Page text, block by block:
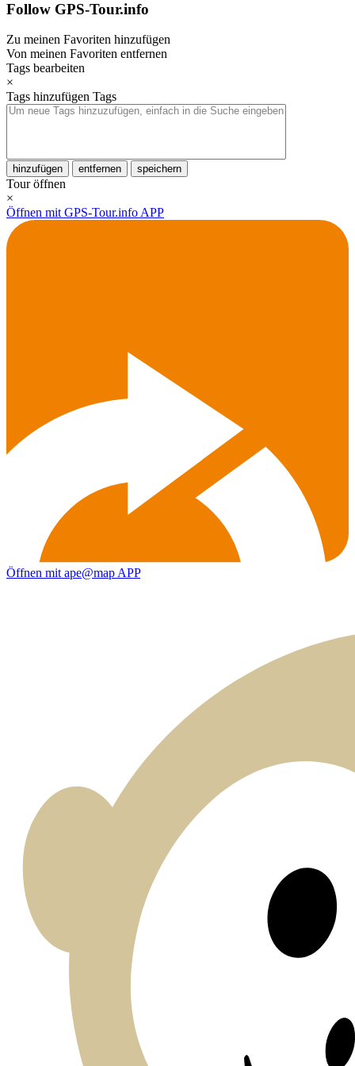
Follow GPS-Tour.info
Zu meinen Favoriten hinzufügen
Von meinen Favoriten entfernen
Tags bearbeiten
×
Tags hinzufügen Tags
hinzufügen entfernen speichern
Tour öffnen
×
Öffnen mit GPS-Tour.info APP
Öffnen mit ape@map APP